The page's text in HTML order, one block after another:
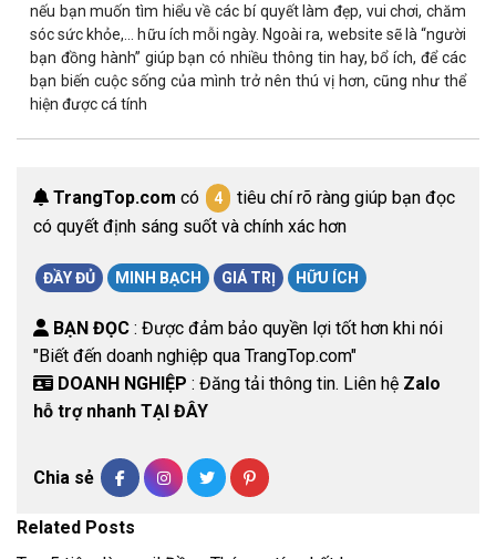
nếu bạn muốn tìm hiểu về các bí quyết làm đẹp, vui chơi, chăm
sóc sức khỏe,… hữu ích mỗi ngày. Ngoài ra, website sẽ là “người
bạn đồng hành” giúp bạn có nhiều thông tin hay, bổ ích, để các
bạn biến cuộc sống của mình trở nên thú vị hơn, cũng như thể
hiện được cá tính
TrangTop.com có 4
tiêu chí rõ ràng giúp bạn đọc
có quyết định sáng suốt và chính xác hơn
ĐẦY ĐỦ MINH BẠCH GIÁ TRỊ HỮU ÍCH
BẠN ĐỌC : Được đảm bảo quyền lợi tốt hơn khi nói
"Biết đến doanh nghiệp qua TrangTop.com"
DOANH NGHIỆP : Đăng tải thông tin. Liên hệ Zalo
hỗ trợ nhanh TẠI ĐÂY
Chia sẻ
Related Posts